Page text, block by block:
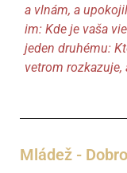
a vlnám, a
im: Kde je vaša
jeden druhému:
vetrom rozkazuje,
Mládež -